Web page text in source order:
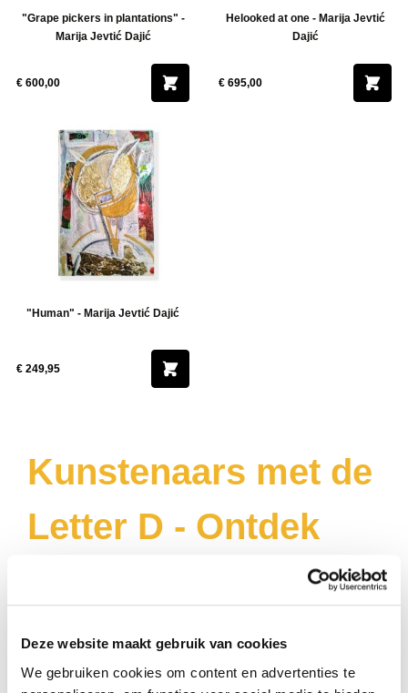
Deze website maakt gebruik van cookies
We gebruiken cookies om content en advertenties te
"Grape pickers in plantations" -
Marija Jevtić Dajić
€ 600,00
Helooked at one - Marija Jevtić
Dajić
€ 695,00
"Human" - Marija Jevtić Dajić
€ 249,95
Kunstenaars met de
Letter D - Ontdek
Schilderijen van